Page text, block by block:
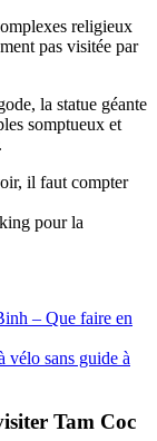
religieux
pas visitée par
la statue géante
somptueux et
il faut compter
pour la
– Que faire en
sans guide à
Tam Coc